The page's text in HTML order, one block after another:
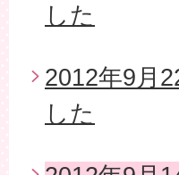
した
2012年9月
した